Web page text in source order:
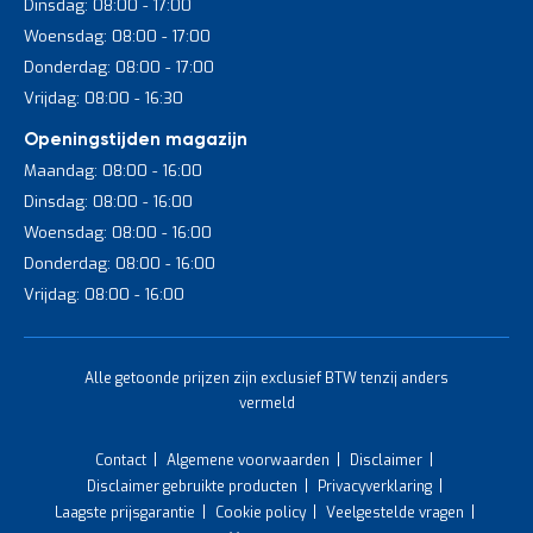
Bij veel professionele steekwagens in ons aanbod heb je
optioneel de keuze uit verschillende banden om aan specifieke
behoeften te voldoen:
Steekwagens met banden van massief rubber:
Geschikt voor vlakke oppervlakken binnen.
soepeler en comfortabeler, maar kunnen wel lek gaan.
Een goede keuze bij oneffen vloeren en buitengebruik.
Steekwagens met polyurethaan banden:
Heb je specifieke wensen voor je (interne) transport of heb je
steekwagens? Neem dan contact op met Begra voor persoonlijk
advies of een vrijblijvende offerte. We helpen je graag verder.
Dinsdag: 08:00 - 17:00
Woensdag: 08:00 - 17:00
Donderdag: 08:00 - 17:00
Vrijdag: 08:00 - 16:30
Openingstijden magazijn
Maandag: 08:00 - 16:00
Dinsdag: 08:00 - 16:00
Woensdag: 08:00 - 16:00
Donderdag: 08:00 - 16:00
Vrijdag: 08:00 - 16:00
Alle getoonde prijzen zijn exclusief BTW tenzij anders
vermeld
Contact Algemene voorwaarden
Disclaimer
Disclaimer gebruikte producten
Privacyverklaring
Laagste prijsgarantie
Cookie policy
Veelgestelde vragen